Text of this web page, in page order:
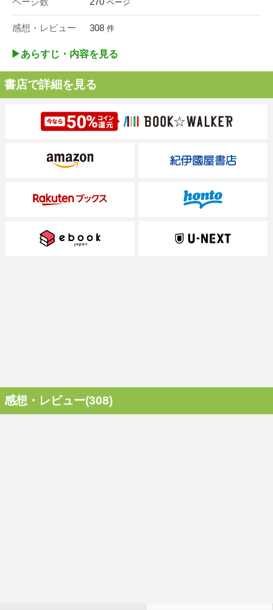
ページ
感想・レビュー 308 件
▶︎あらすじ・内容を見る
書店で詳細を見る
感想・レビュー(308)